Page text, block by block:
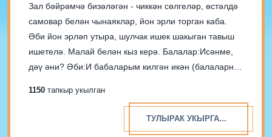
Зал бәйрәмчә бизәләгән - чиккән сөлгеләр, өстәлдә
самовар белән чынаяклар, йон эрли торган каба.
Әби йон эрләп утыра, шулчак ишек шакыган тавыш
ишетелә. Малай белән кыз керә. Балалар:Исәнме,
дәү әни? Әби:И бабаларым килгән икән (балаларны
әниегез кая? (урам якта «Әни без кермибез,
1150 тапкыр укылган
ТУЛЫРАК УКЫРГА...